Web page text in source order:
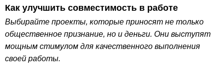
Как улучшить совместимость в работе
Выбирайте проекты, которые приносят не только
общественное признание, но и деньги. Они выступят
мощным стимулом для качественного выполнения
своей работы.